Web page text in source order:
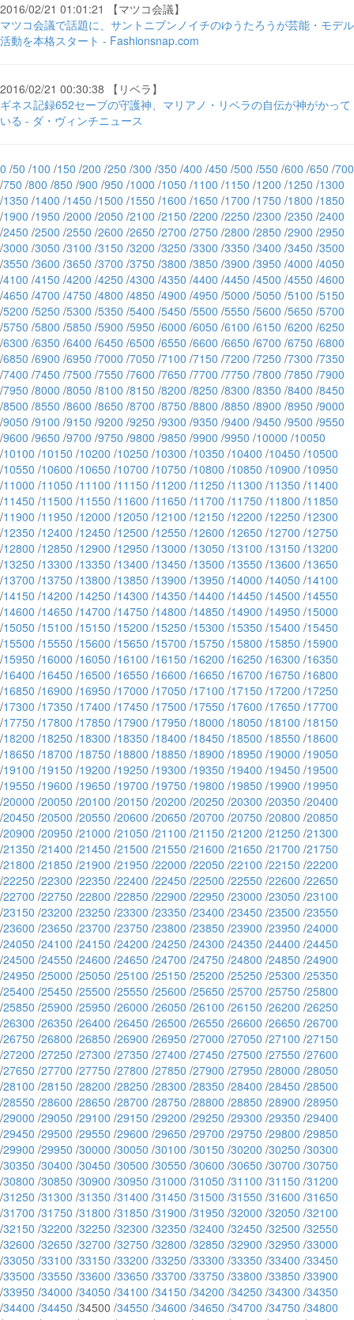
2016/02/21 01:01:21 【マツコ会議】
マツコ会議で話題に、サントニブンノイチのゆうたろうが芸能・モデル
活動を本格スタート - Fashionsnap.com
2016/02/21 00:30:38 【リベラ】
ギネス記録652セーブの守護神、マリアノ・リベラの自伝が神がかって
いる - ダ・ヴィンチニュース
0 /50 /100 /150 /200 /250 /300 /350 /400 /450 /500 /550 /600 /650 /700
/750 /800 /850 /900 /950 /1000 /1050 /1100 /1150 /1200 /1250 /1300
/1350 /1400 /1450 /1500 /1550 /1600 /1650 /1700 /1750 /1800 /1850
/1900 /1950 /2000 /2050 /2100 /2150 /2200 /2250 /2300 /2350 /2400
/2450 /2500 /2550 /2600 /2650 /2700 /2750 /2800 /2850 /2900 /2950
/3000 /3050 /3100 /3150 /3200 /3250 /3300 /3350 /3400 /3450 /3500
/3550 /3600 /3650 /3700 /3750 /3800 /3850 /3900 /3950 /4000 /4050
/4100 /4150 /4200 /4250 /4300 /4350 /4400 /4450 /4500 /4550 /4600
/4650 /4700 /4750 /4800 /4850 /4900 /4950 /5000 /5050 /5100 /5150
/5200 /5250 /5300 /5350 /5400 /5450 /5500 /5550 /5600 /5650 /5700
/5750 /5800 /5850 /5900 /5950 /6000 /6050 /6100 /6150 /6200 /6250
/6300 /6350 /6400 /6450 /6500 /6550 /6600 /6650 /6700 /6750 /6800
/6850 /6900 /6950 /7000 /7050 /7100 /7150 /7200 /7250 /7300 /7350
/7400 /7450 /7500 /7550 /7600 /7650 /7700 /7750 /7800 /7850 /7900
/7950 /8000 /8050 /8100 /8150 /8200 /8250 /8300 /8350 /8400 /8450
/8500 /8550 /8600 /8650 /8700 /8750 /8800 /8850 /8900 /8950 /9000
/9050 /9100 /9150 /9200 /9250 /9300 /9350 /9400 /9450 /9500 /9550
/9600 /9650 /9700 /9750 /9800 /9850 /9900 /9950 /10000 /10050
/10100 /10150 /10200 /10250 /10300 /10350 /10400 /10450 /10500
/10550 /10600 /10650 /10700 /10750 /10800 /10850 /10900 /10950
/11000 /11050 /11100 /11150 /11200 /11250 /11300 /11350 /11400
/11450 /11500 /11550 /11600 /11650 /11700 /11750 /11800 /11850
/11900 /11950 /12000 /12050 /12100 /12150 /12200 /12250 /12300
/12350 /12400 /12450 /12500 /12550 /12600 /12650 /12700 /12750
/12800 /12850 /12900 /12950 /13000 /13050 /13100 /13150 /13200
/13250 /13300 /13350 /13400 /13450 /13500 /13550 /13600 /13650
/13700 /13750 /13800 /13850 /13900 /13950 /14000 /14050 /14100
/14150 /14200 /14250 /14300 /14350 /14400 /14450 /14500 /14550
/14600 /14650 /14700 /14750 /14800 /14850 /14900 /14950 /15000
/15050 /15100 /15150 /15200 /15250 /15300 /15350 /15400 /15450
/15500 /15550 /15600 /15650 /15700 /15750 /15800 /15850 /15900
/15950 /16000 /16050 /16100 /16150 /16200 /16250 /16300 /16350
/16400 /16450 /16500 /16550 /16600 /16650 /16700 /16750 /16800
/16850 /16900 /16950 /17000 /17050 /17100 /17150 /17200 /17250
/17300 /17350 /17400 /17450 /17500 /17550 /17600 /17650 /17700
/17750 /17800 /17850 /17900 /17950 /18000 /18050 /18100 /18150
/18200 /18250 /18300 /18350 /18400 /18450 /18500 /18550 /18600
/18650 /18700 /18750 /18800 /18850 /18900 /18950 /19000 /19050
/19100 /19150 /19200 /19250 /19300 /19350 /19400 /19450 /19500
/19550 /19600 /19650 /19700 /19750 /19800 /19850 /19900 /19950
/20000 /20050 /20100 /20150 /20200 /20250 /20300 /20350 /20400
/20450 /20500 /20550 /20600 /20650 /20700 /20750 /20800 /20850
/20900 /20950 /21000 /21050 /21100 /21150 /21200 /21250 /21300
/21350 /21400 /21450 /21500 /21550 /21600 /21650 /21700 /21750
/21800 /21850 /21900 /21950 /22000 /22050 /22100 /22150 /22200
/22250 /22300 /22350 /22400 /22450 /22500 /22550 /22600 /22650
/22700 /22750 /22800 /22850 /22900 /22950 /23000 /23050 /23100
/23150 /23200 /23250 /23300 /23350 /23400 /23450 /23500 /23550
/23600 /23650 /23700 /23750 /23800 /23850 /23900 /23950 /24000
/24050 /24100 /24150 /24200 /24250 /24300 /24350 /24400 /24450
/24500 /24550 /24600 /24650 /24700 /24750 /24800 /24850 /24900
/24950 /25000 /25050 /25100 /25150 /25200 /25250 /25300 /25350
/25400 /25450 /25500 /25550 /25600 /25650 /25700 /25750 /25800
/25850 /25900 /25950 /26000 /26050 /26100 /26150 /26200 /26250
/26300 /26350 /26400 /26450 /26500 /26550 /26600 /26650 /26700
/26750 /26800 /26850 /26900 /26950 /27000 /27050 /27100 /27150
/27200 /27250 /27300 /27350 /27400 /27450 /27500 /27550 /27600
/27650 /27700 /27750 /27800 /27850 /27900 /27950 /28000 /28050
/28100 /28150 /28200 /28250 /28300 /28350 /28400 /28450 /28500
/28550 /28600 /28650 /28700 /28750 /28800 /28850 /28900 /28950
/29000 /29050 /29100 /29150 /29200 /29250 /29300 /29350 /29400
/29450 /29500 /29550 /29600 /29650 /29700 /29750 /29800 /29850
/29900 /29950 /30000 /30050 /30100 /30150 /30200 /30250 /30300
/30350 /30400 /30450 /30500 /30550 /30600 /30650 /30700 /30750
/30800 /30850 /30900 /30950 /31000 /31050 /31100 /31150 /31200
/31250 /31300 /31350 /31400 /31450 /31500 /31550 /31600 /31650
/31700 /31750 /31800 /31850 /31900 /31950 /32000 /32050 /32100
/32150 /32200 /32250 /32300 /32350 /32400 /32450 /32500 /32550
/32600 /32650 /32700 /32750 /32800 /32850 /32900 /32950 /33000
/33050 /33100 /33150 /33200 /33250 /33300 /33350 /33400 /33450
/33500 /33550 /33600 /33650 /33700 /33750 /33800 /33850 /33900
/33950 /34000 /34050 /34100 /34150 /34200 /34250 /34300 /34350
/34400 /34450 /34500 /34550 /34600 /34650 /34700 /34750 /34800